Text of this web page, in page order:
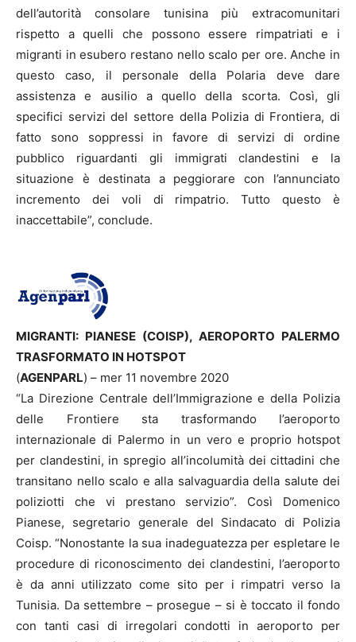
dell’autorità consolare tunisina più extracomunitari
rispetto a quelli che possono essere rimpatriati e i
migranti in esubero restano nello scalo per ore. Anche in
questo caso, il personale della Polaria deve dare
assistenza e ausilio a quello della scorta. Così, gli
specifici servizi del settore della Polizia di Frontiera, di
fatto sono soppressi in favore di servizi di ordine
pubblico riguardanti gli immigrati clandestini e la
situazione è destinata a peggiorare con l’annunciato
incremento dei voli di rimpatrio. Tutto questo è
inaccettabile”, conclude.
MIGRANTI: PIANESE (COISP), AEROPORTO PALERMO
TRASFORMATO IN HOTSPOT
(AGENPARL) – mer 11 novembre 2020
“La Direzione Centrale dell’Immigrazione e della Polizia
delle Frontiere sta trasformando l’aeroporto
internazionale di Palermo in un vero e proprio hotspot
per clandestini, in spregio all’incolumità dei cittadini che
transitano nello scalo e alla salvaguardia della salute dei
poliziotti che vi prestano servizio”. Così Domenico
Pianese, segretario generale del Sindacato di Polizia
Coisp. “Nonostante la sua inadeguatezza per espletare le
procedure di riconoscimento dei clandestini, l’aeroporto
è da anni utilizzato come sito per i rimpatri verso la
Tunisia. Da settembre – prosegue – si è toccato il fondo
con tanti casi di irregolari condotti in aeroporto per